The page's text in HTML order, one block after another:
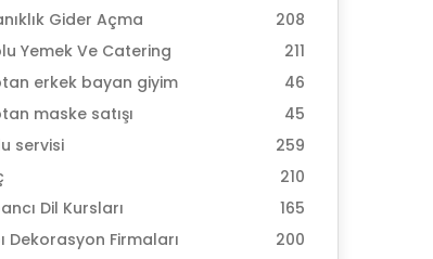
Gider Açma
208
Yemek Ve Catering
211
erkek bayan giyim
46
maske satışı
45
servisi
259
210
Dil Kursları
165
Dekorasyon Firmaları
200